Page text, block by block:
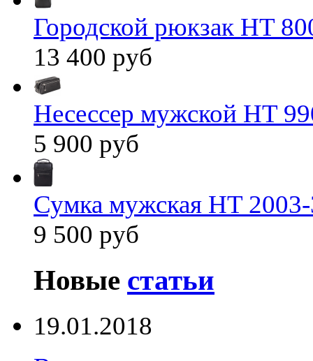
Городской рюкзак HT
13 400 руб
Несессер мужской HT
5 900 руб
Сумка мужская HT
9 500 руб
Новые статьи
19.01.2018